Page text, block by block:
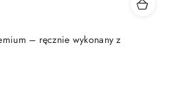
– ręcznie wykonany z